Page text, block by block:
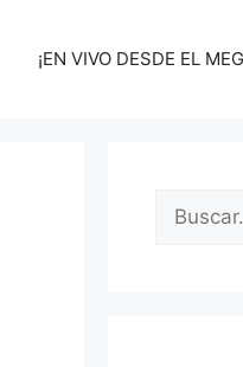
¡EN VIVO DESDE EL
Buscar: